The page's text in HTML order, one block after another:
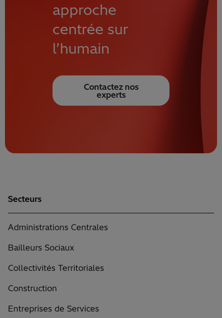
approche
centrée sur
l’humain
Contactez nos
experts
Secteurs
Administrations Centrales
Bailleurs Sociaux
Collectivités Territoriales
Construction
Entreprises de Services